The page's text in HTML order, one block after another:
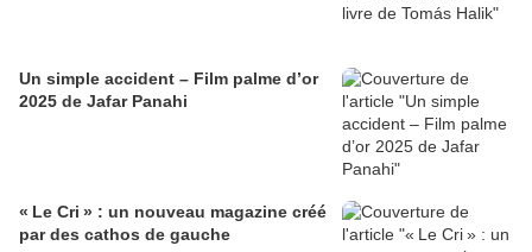
Un simple accident – Film palme d’or
2025 de Jafar Panahi
« Le Cri » : un nouveau magazine créé
par des cathos de gauche